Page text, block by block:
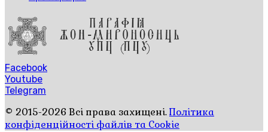
Facebook
Youtube
Telegram
© 2015-2026 Всі права захищені.Політика
конфіденційності файлів та Cookie